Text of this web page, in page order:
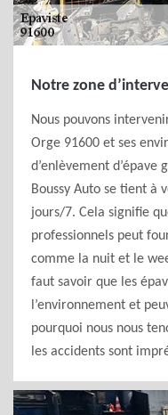
Notre zone
Nous pouvons
Orge 91600 et ses
d’enlèvement d’épave
Boussy Auto se tient à
jours/7. Cela signifie
professionnels peut
comme la nuit et le
faut savoir que les
l’environnement et
pourquoi nous nous
les accidents sont